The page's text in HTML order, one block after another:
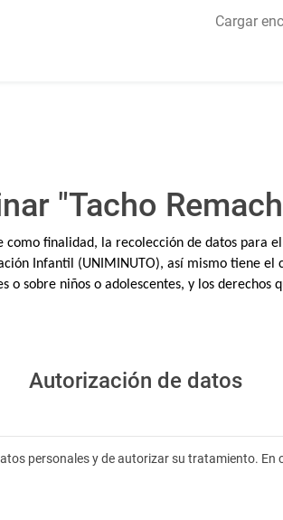
Cargar
"Tacho
finalidad, la recolección de datos para
Infantil (UNIMINUTO), así mismo tiene
o sobre niños o adolescentes, y los
Autorización de datos
personales y de autorizar su tratamiento.